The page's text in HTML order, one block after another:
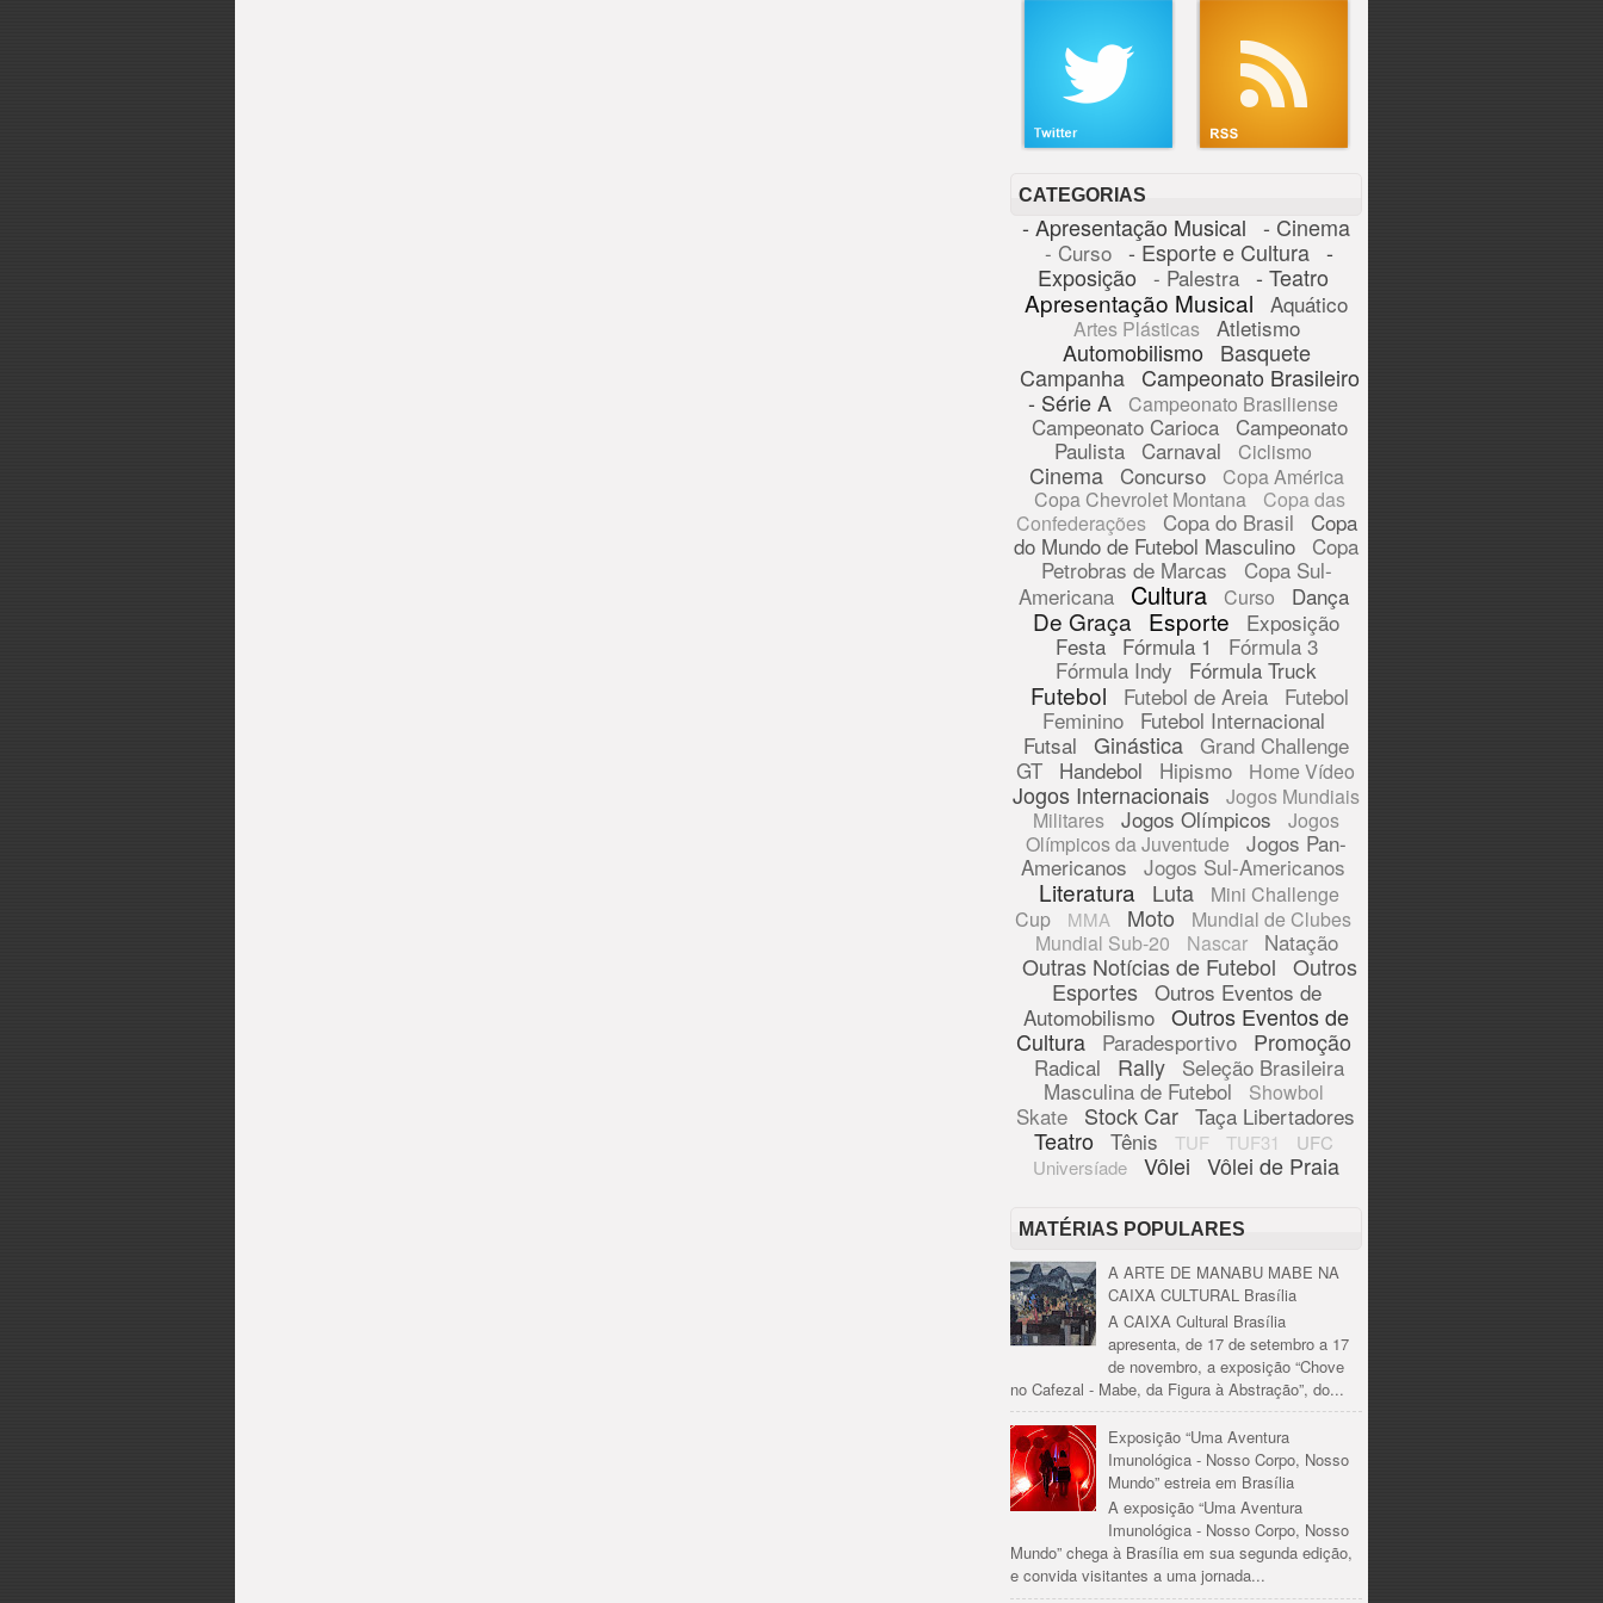
CATEGORIAS
- Apresentação Musical - Cinema
- Curso - Esporte e Cultura -
Exposição - Palestra - Teatro
Apresentação Musical Aquático
Artes Plásticas Atletismo
Automobilismo
Basquete
Campanha Campeonato Brasileiro
- Série A
Campeonato Brasiliense
Campeonato Carioca
Campeonato
Paulista Carnaval Ciclismo
Cinema Concurso
Copa América
Copa Chevrolet Montana
Copa das
Confederações
Copa do Brasil Copa
do Mundo de Futebol Masculino Copa
Petrobras de Marcas
Copa Sul-
Americana
Cultura Curso Dança
De Graça Esporte
Exposição
Festa
Fórmula 1
Fórmula 3
Fórmula Indy
Fórmula Truck
Futebol Futebol de Areia
Futebol
Feminino
Futebol Internacional
Futsal Ginástica Grand Challenge
GT Handebol Hipismo Home Vídeo
Jogos Internacionais
Jogos Mundiais
Militares
Jogos Olímpicos
Jogos
Olímpicos da Juventude
Jogos Pan-
Americanos Jogos Sul-Americanos
Literatura Luta
Mini Challenge
Cup
MMA Moto
Mundial de Clubes
Mundial Sub-20
Nascar Natação
Outras Notícias de Futebol Outros
Esportes Outros Eventos de
Automobilismo Outros Eventos de
Cultura
Paradesportivo Promoção
Radical Rally Seleção Brasileira
Masculina de Futebol
Showbol
Skate Stock Car Taça Libertadores
Teatro Tênis TUF TUF31
UFC
Universíade
Vôlei Vôlei de Praia
MATÉRIAS POPULARES
A ARTE DE MANABU MABE NA
CAIXA CULTURAL Brasília
A CAIXA Cultural Brasília
apresenta, de 17 de setembro a 17
de novembro, a exposição “Chove
no Cafezal - Mabe, da Figura à Abstração”, do...
Exposição “Uma Aventura
Imunológica - Nosso Corpo, Nosso
Mundo” estreia em Brasília
A exposição “Uma Aventura
Imunológica - Nosso Corpo, Nosso
Mundo” chega à Brasília em sua segunda edição,
e convida visitantes a uma jornada...